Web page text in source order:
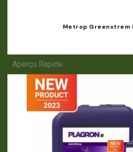
Metrop Greenxtrem
Aperçu Rapide